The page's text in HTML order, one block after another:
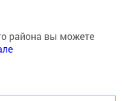
района вы можете